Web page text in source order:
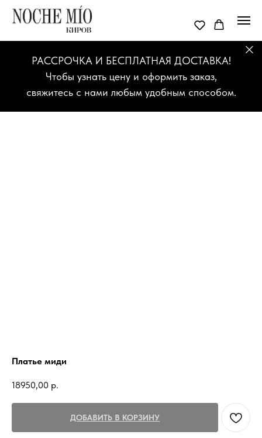
РАССРОЧКА И БЕСПЛАТНАЯ ДОСТАВКА!
Чтобы узнать цену и оформить заказ,
свяжитесь с нами любым удобным способом.
Платье миди
18950,00 р.
ДОБАВИТЬ В КОРЗИНУ